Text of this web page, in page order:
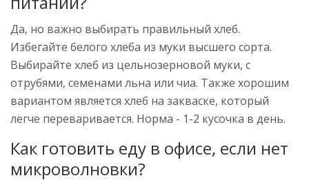
Да, но важно выбирать правильный хлеб.
Избегайте белого хлеба из муки высшего сорта.
Выбирайте хлеб из цельнозерновой муки, с
отрубями, семенами льна или чиа. Также хорошим
вариантом является хлеб на закваске, который
легче переваривается. Норма - 1-2 кусочка в день.
Как готовить еду в офисе, если нет
микроволновки?